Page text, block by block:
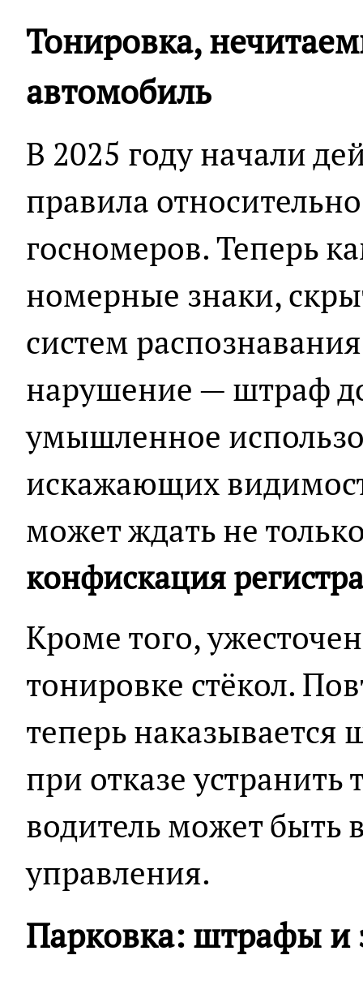
Тонировка,
автомобиль
В 2025 году начали
правила
госномеров. Теперь
номерные знаки,
систем
нарушение — штраф
умышленное
искажающих
может ждать не
конфискация
Кроме того,
тонировке стёкол.
теперь
при отказе устранить
водитель может быть
управления.
Парковка: штрафы и